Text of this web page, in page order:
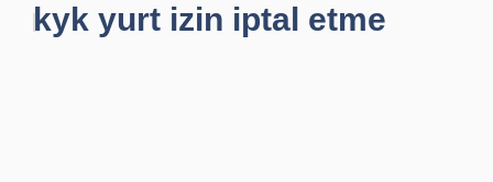
kyk yurt izin iptal etme